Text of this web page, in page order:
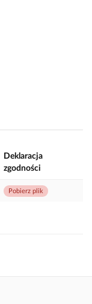
Deklaracja
zgodności
Pobierz plik